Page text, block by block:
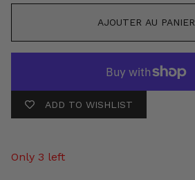
AJOUTER AU PANIER
ADD TO WISHLIST
Only 3 left